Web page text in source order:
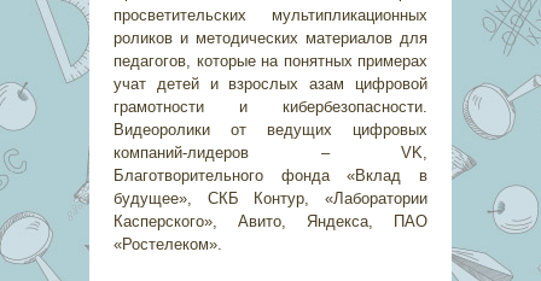
просветительских мультипликационных
роликов и методических материалов для
педагогов, которые на понятных примерах
учат детей и взрослых азам цифровой
грамотности и кибербезопасности.
Видеоролики от ведущих цифровых
компаний-лидеров – VK,
Благотворительного фонда «Вклад в
будущее», СКБ Контур, «Лаборатории
Касперского», Авито, Яндекса, ПАО
«Ростелеком».